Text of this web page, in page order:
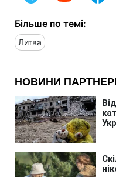
Більше по темі:
Литва